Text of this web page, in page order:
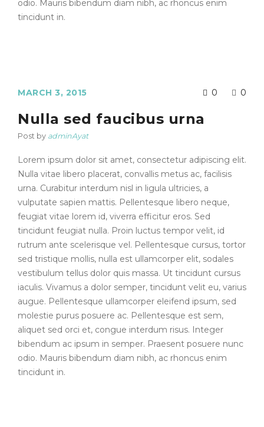
odio. Mauris bibendum diam nibh, ac rhoncus enim
tincidunt in.
MARCH 3, 2015 0 0
Nulla sed faucibus urna
Post by adminAyat
Lorem ipsum dolor sit amet, consectetur adipiscing elit.
Nulla vitae libero placerat, convallis metus ac, facilisis
urna. Curabitur interdum nisl in ligula ultricies, a
vulputate sapien mattis. Pellentesque libero neque,
feugiat vitae lorem id, viverra efficitur eros. Sed
tincidunt feugiat nulla. Proin luctus tempor velit, id
rutrum ante scelerisque vel. Pellentesque cursus, tortor
sed tristique mollis, nulla est ullamcorper elit, sodales
vestibulum tellus dolor quis massa. Ut tincidunt cursus
iaculis. Vivamus a dolor semper, tincidunt velit eu, varius
augue. Pellentesque ullamcorper eleifend ipsum, sed
molestie purus posuere ac. Pellentesque est sem,
aliquet sed orci et, congue interdum risus. Integer
bibendum ac ipsum in semper. Praesent posuere nunc
odio. Mauris bibendum diam nibh, ac rhoncus enim
tincidunt in.